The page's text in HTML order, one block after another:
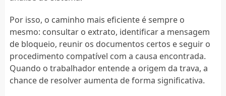
Por isso, o caminho mais eficiente é sempre o
mesmo: consultar o extrato, identificar a mensagem
de bloqueio, reunir os documentos certos e seguir o
procedimento compatível com a causa encontrada.
Quando o trabalhador entende a origem da trava, a
chance de resolver aumenta de forma significativa.